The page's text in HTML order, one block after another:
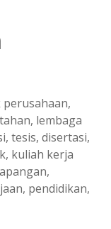
lembaga
tesis, disertasi,
kuliah kerja
pendidikan,